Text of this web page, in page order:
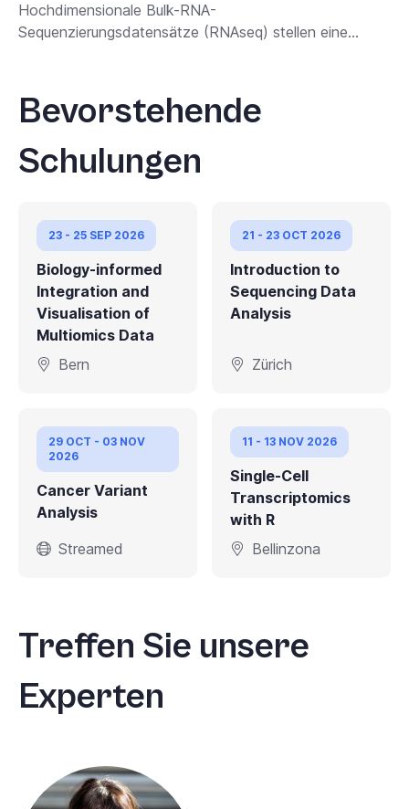
Hochdimensionale Bulk-RNA-
Sequenzierungsdatensätze (RNAseq) stellen eine...
Bevorstehende
Schulungen
23 - 25 SEP 2026
Biology-informed
Integration and
Visualisation of
Multiomics Data
Bern
21 - 23 OCT 2026
Introduction to
Sequencing Data
Analysis
Zürich
29 OCT - 03 NOV
2026
Cancer Variant
Analysis
Streamed
11 - 13 NOV 2026
Single-Cell
Transcriptomics
with R
Bellinzona
Treffen Sie unsere
Experten